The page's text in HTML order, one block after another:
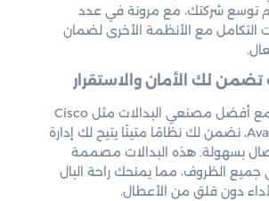
توسع شركتك، مع مرونة في عدد
التكامل مع الأنظمة الأخرى لضمان
لك الأمان والاستقرار
من خلال شراكتنا مع أفضل مصنعي البدالات مثل Cisco
وPanasonic وAvaya، نضمن لك نظامًا متينًا يتيح لك إدارة
بسهولة. هذه البدالات مصممة
الظروف، مما يمنحك راحة البال
دون قلق من الأعطال.